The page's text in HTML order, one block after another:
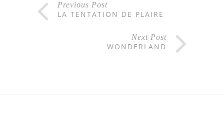
Previous Post
LA TENTATION DE PLAIRE
Next Post
WONDERLAND